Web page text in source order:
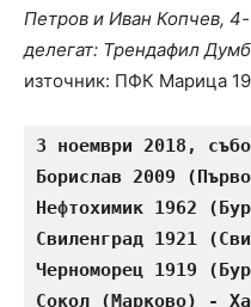
Петров и Иван Копчев,
делегат: Трендафил
източник: ПФК Марица
3 ноември 2018,
Борислав 2009
Нефтохимик 1962
Свиленград 1921
Черноморец 1919
Сокол (Марково)